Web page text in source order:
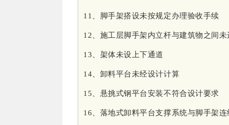
11、脚手架搭设未按规定办理验收手续
12、施工层脚手架内立杆与建筑物之间未
13、架体未设上下通道
14、卸料平台未经设计计算
15、悬挑式钢平台安装不符合设计要求
16、落地式卸料平台支撑系统与脚手架连